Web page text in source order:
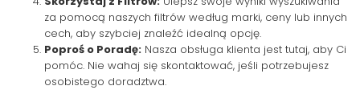
za pomocą naszych filtrów według marki, ceny lub innych
cech, aby szybciej znaleźć idealną opcję.
Poproś o Poradę: Nasza obsługa klienta jest tutaj, aby Ci
pomóc. Nie wahaj się skontaktować, jeśli potrzebujesz
osobistego doradztwa.